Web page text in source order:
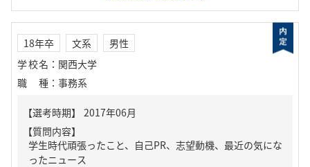
18年卒 文系
男性
学校名 ： 関西大学
職種 ： 事務系
【質問内容】
学生時代頑張ったこと、自己PR、志望動機、最近の気にな
ったニュース